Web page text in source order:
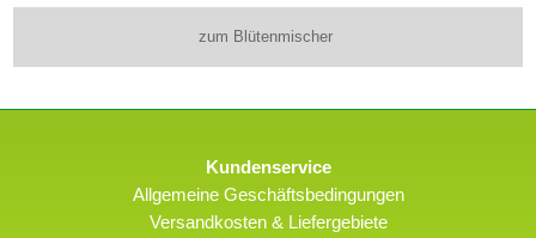
zum Blütenmischer
Kundenservice
Allgemeine Geschäftsbedingungen
Versandkosten & Liefergebiete